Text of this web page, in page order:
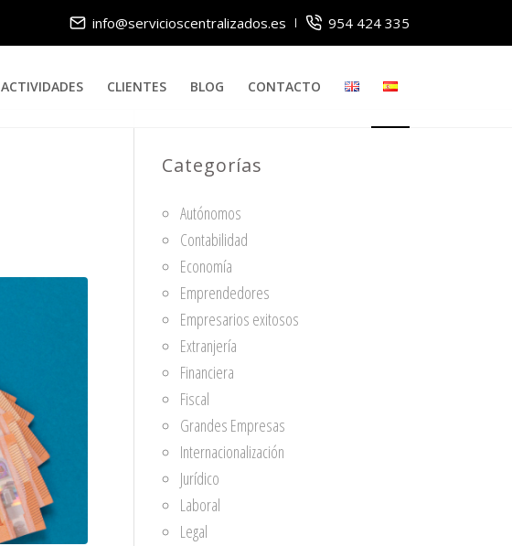
info@servicioscentralizados.es 954 424 335
ACTIVIDADES CLIENTES BLOG CONTACTO
Categorías
Autónomos
Contabilidad
Economía
Emprendedores
Empresarios exitosos
Extranjería
Financiera
Fiscal
Grandes Empresas
Internacionalización
Jurídico
Laboral
Legal